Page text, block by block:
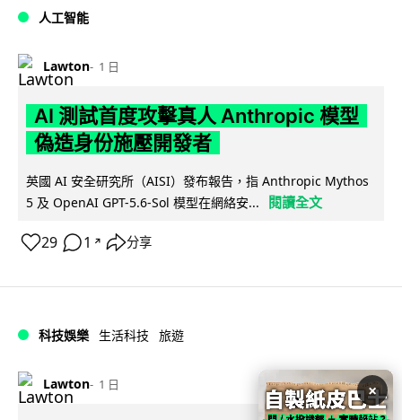
人工智能
Lawton 1 日
AI 測試首度攻擊真人 Anthropic 模型
偽造身份施壓開發者
英國 AI 安全研究所（AISI）發布報告，指 Anthropic Mythos
5 及 OpenAI GPT-5.6-Sol 模型在網絡安...
閱讀全文
29 1 ↗ 分享
科技娛樂 生活科技 旅遊
Lawton 1 日 ×